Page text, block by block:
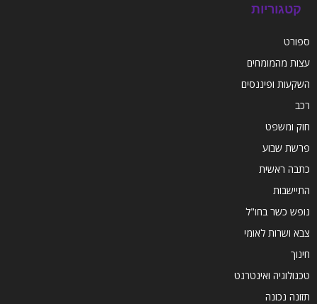
קטגוריות
ספורט
עצות מהמומחים
השקעות ופיננסים
רכב
חוק ומשפט
פרשת שבוע
כתבה ראשית
התיישבות
נופש כשר בחו"ל
צבא ושרות לאומי
חינוך
טכנולוגיה ואינטרנט
תזונה נכונה